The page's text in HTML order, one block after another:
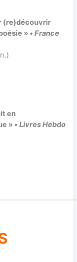
(re)découvrir
» •France
en
» •Livres Hebdo